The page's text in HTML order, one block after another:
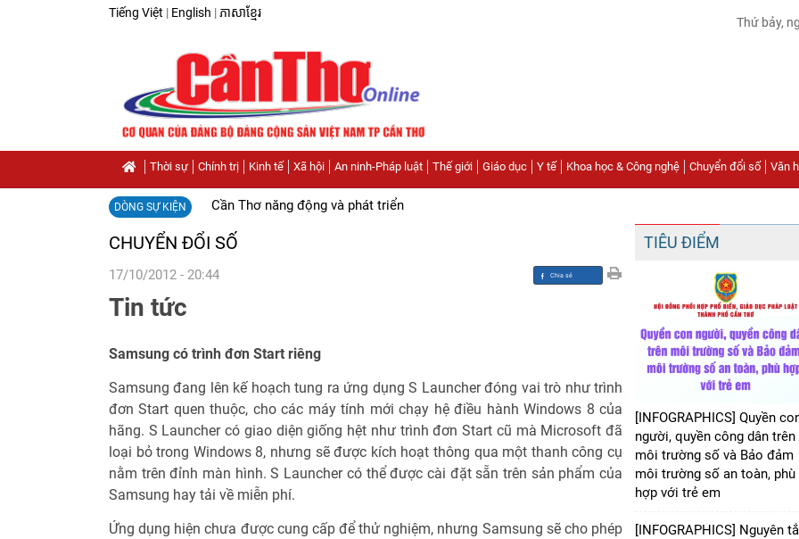
Tiếng Việt | English | ភាសាខ្មែរ
Thứ bảy,
Thời sự Chính trị Kinh tế Xã hội An ninh-Pháp luật Thế giới Giáo dục Y tế Khoa học & Công nghệ Chuyển đổi số Văn
DÒNG SỰ KIỆN Cần Thơ năng động và phát triển
CHUYỂN ĐỔI SỐ
17/10/2012 - 20:44
Tin tức
Samsung có trình đơn Start riêng
Samsung đang lên kế hoạch tung ra ứng dụng S Launcher đóng vai trò như trình
đơn Start quen thuộc, cho các máy tính mới chạy hệ điều hành Windows 8 của
hãng. S Launcher có giao diện giống hệt như trình đơn Start cũ mà Microsoft đã
loại bỏ trong Windows 8, nhưng sẽ được kích hoạt thông qua một thanh công cụ
nằm trên đỉnh màn hình. S Launcher có thể được cài đặt sẵn trên sản phẩm của
Samsung hay tải về miễn phí.
Ứng dụng hiện chưa được cung cấp để thử nghiệm, nhưng Samsung sẽ cho phép
TIÊU ĐIỂM
[INFOGRAPHICS] Quyền
người, quyền công dân trên
môi trường số và Bảo đảm
môi trường số an toàn, phù
hợp với trẻ em
[INFOGRAPHICS] Nguyên